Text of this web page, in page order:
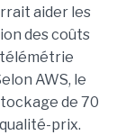
aider les
des coûts
télémétrie
AWS, le
de 70
prix.